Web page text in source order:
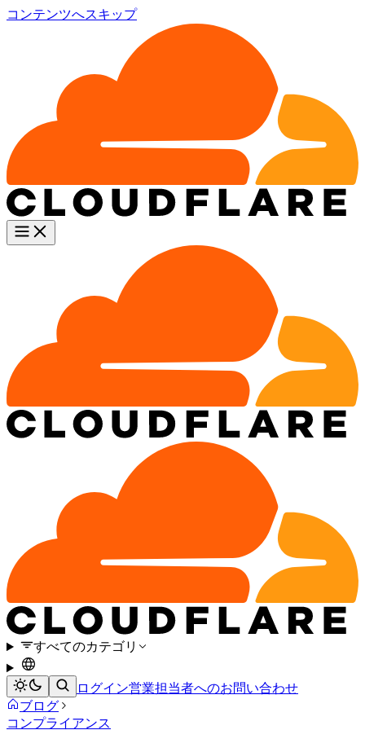
コンテンツへスキップ
すべてのカテゴリ
ログイン営業担当者へのお問い合わせ
ブログ
コンプライアンス